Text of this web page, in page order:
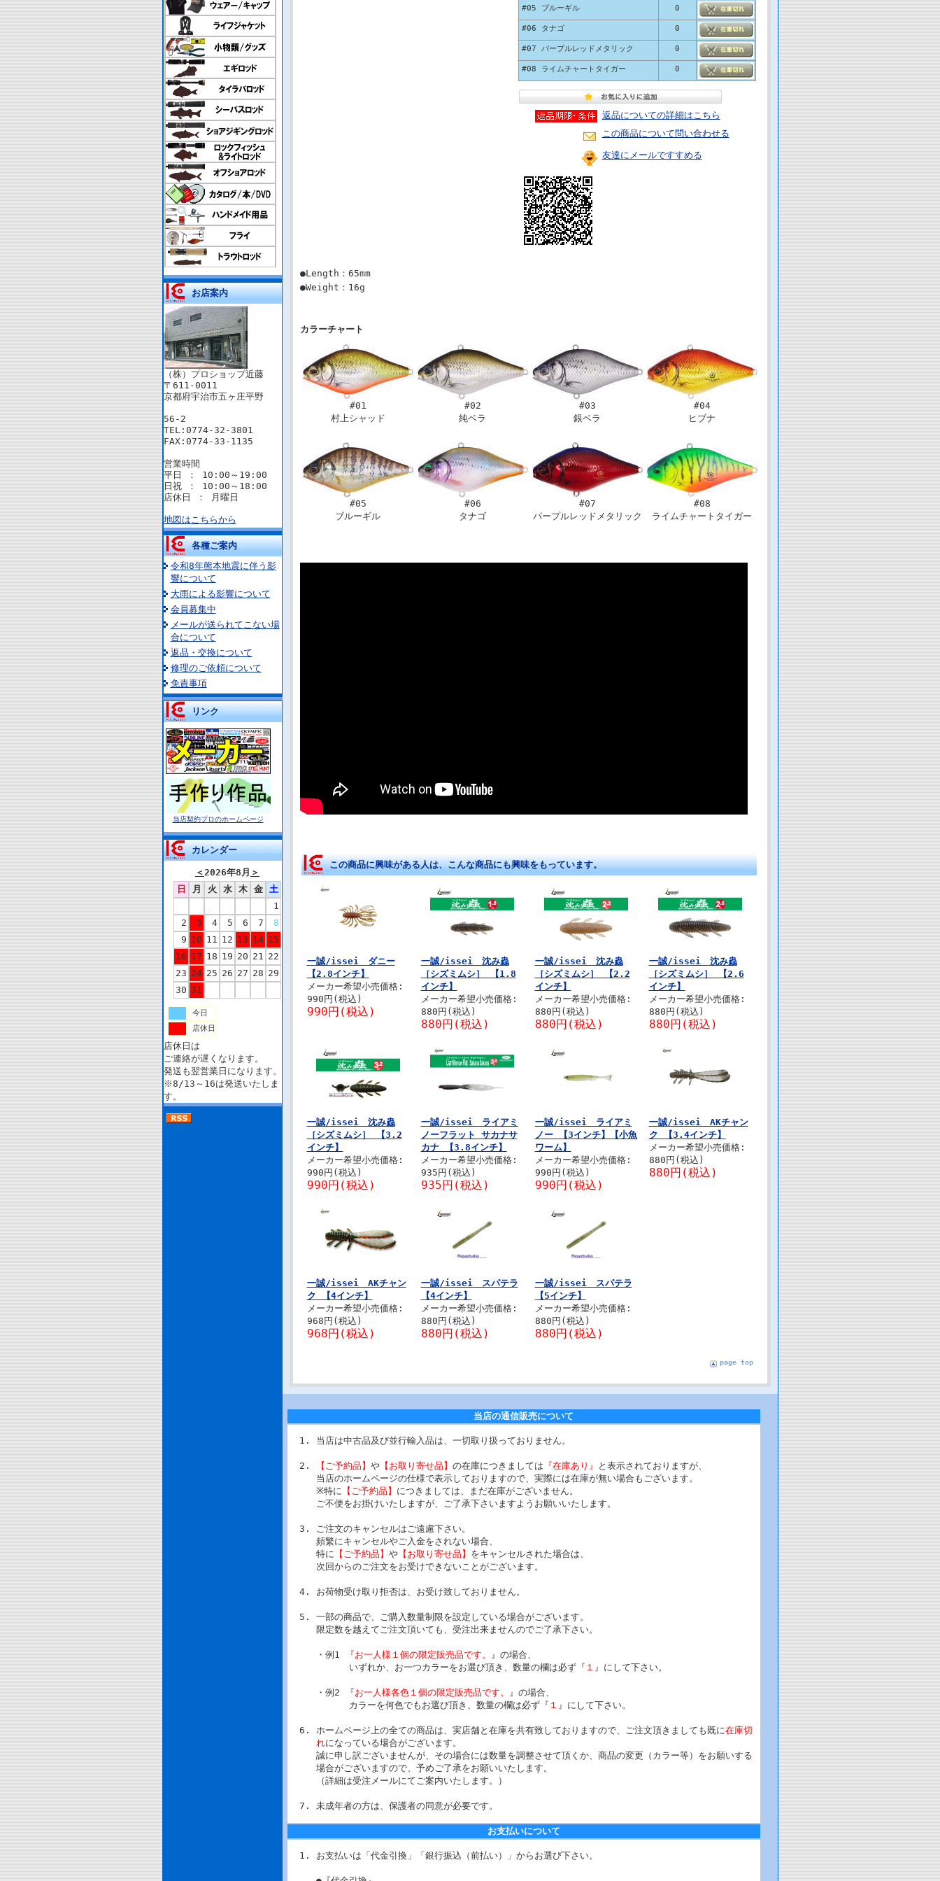
お店案内
（株）プロショップ近藤
〒611-0011
京都府宇治市五ヶ庄平野
56-2
TEL:0774-32-3801
FAX:0774-33-1135
営業時間
平日 ： 10:00～19:00
日祝 ： 10:00～18:00
店休日 ： 月曜日
地図はこちらから
各種ご案内
令和8年熊本地震に伴う影
響について
大雨による影響について
会員募集中
メールが送られてこない場
合について
返品・交換について
修理のご依頼について
免責事項
リンク
当店契約プロのホームページ
カレンダー
＜2026年8月 ＞
日
月 火 水 木 金
土
1
2
3 4 5 6 7
8
9 10 11 12 13 14 15
16 17 18 19 20 21 22
23 24 25 26 27 28 29
30 31
今日
店休日
店休日は
ご連絡が遅くなります。
発送も翌営業日になります。
※8/13～16は発送いたしま
す。
#05 ブルーギル 0
#06 タナゴ 0
#07 パープルレッドメタリック 0
#08 ライムチャートタイガー 0
返品についての詳細はこちら
この商品について問い合わせる
友達にメールですすめる
●Length：65mm
●Weight：16g
カラーチャート
#01
村上シャッド
#02
純ベラ
#03
銀ベラ
#04
ヒブナ
#05
ブルーギル
#06
タナゴ
#07
パープルレッドメタリック
#08
ライムチャートタイガー
この商品に興味がある人は、こんな商品にも興味をもっています。
一誠/issei ダニー
【2.8インチ】
メーカー希望小売価格:
990円(税込)
990円(税込)
一誠/issei 沈み蟲
［シズミムシ］ 【1.8
インチ】
メーカー希望小売価格:
880円(税込)
880円(税込)
一誠/issei 沈み蟲
［シズミムシ］ 【2.2
インチ】
メーカー希望小売価格:
880円(税込)
880円(税込)
一誠/issei 沈み蟲
［シズミムシ］ 【2.6
インチ】
メーカー希望小売価格:
880円(税込)
880円(税込)
一誠/issei 沈み蟲
［シズミムシ］ 【3.2
インチ】
メーカー希望小売価格:
990円(税込)
990円(税込)
一誠/issei ライアミ
ノーフラット サカナサ
カナ 【3.8インチ】
メーカー希望小売価格:
935円(税込)
935円(税込)
一誠/issei ライアミ
ノー 【3インチ】【小魚
ワーム】
メーカー希望小売価格:
990円(税込)
990円(税込)
一誠/issei AKチャン
ク 【3.4インチ】
メーカー希望小売価格:
880円(税込)
880円(税込)
一誠/issei AKチャン
ク 【4インチ】
メーカー希望小売価格:
968円(税込)
968円(税込)
一誠/issei スパテラ
【4インチ】
メーカー希望小売価格:
880円(税込)
880円(税込)
一誠/issei スパテラ
【5インチ】
メーカー希望小売価格:
880円(税込)
880円(税込)
page top
当店の通信販売について
当店は中古品及び並行輸入品は、一切取り扱っておりません。
【ご予約品】 や【お取り寄せ品】 の在庫につきましては 『在庫あり』
と表示されておりますが、
当店のホームページの仕様で表示しておりますので、実際には在庫が無い場合もございます。
※特に 【ご予約品】 につきましては、まだ在庫がございません。
ご不便をお掛けいたしますが、ご了承下さいますようお願いいたします。
ご注文のキャンセルはご遠慮下さい。
頻繁にキャンセルやご入金をされない場合、
特に 【ご予約品】 や【お取り寄せ品】 をキャンセルされた場合は、
次回からのご注文をお受けできないことがございます。
お荷物受け取り拒否は、お受け致しておりません。
一部の商品で、ご購入数量制限を設定している場合がございます。
限定数を越えてご注文頂いても、受注出来ませんのでご了承下さい。
・例1 『お一人様１個の限定販売品です。 』の場合、
いずれか、お一つカラーをお選び頂き、数量の欄は必ず『 １ 』にして下さい。
・例2 『お一人様各色１個の限定販売品です。 』の場合、
カラーを何色でもお選び頂き、数量の欄は必ず『 １ 』にして下さい。
ホームページ上の全ての商品は、実店舗と在庫を共有致しておりますので、ご注文頂きましても既に在庫切
れになっている場合がございます。
誠に申し訳ございませんが、その場合には数量を調整させて頂くか、商品の変更（カラー等）をお願いする
場合がございますので、予めご了承をお願いいたします。
（詳細は受注メールにてご案内いたします。）
未成年者の方は、保護者の同意が必要です。
お支払いについて
お支払いは「代金引換」「銀行振込（前払い）」からお選び下さい。